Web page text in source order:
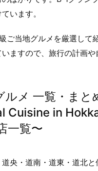
います。
ご当地グルメを厳選し
ますので、旅行の計画や
ルメ 一覧・ま
Cuisine in
一覧〜
央・道南・道東・道北